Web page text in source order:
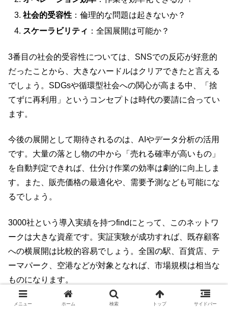
社会的受容性 ：倫理的な問題は起きないか？
スケーラビリティ ：全国展開は可能か？
3番目の社会的受容性については、SNSでの反応が好意的
だったことから、大きなハードルはクリアできたと言える
でしょう。SDGsや循環型社会への関心が高まる中、「捨
てずに再利用」というコンセプトは時代の要請に合ってい
ます。
今後の展開として期待されるのは、AIやデータ分析の活用
です。大量の落とし物の中から「売れる確率が高いもの」
を自動判定できれば、仕分け作業の効率は劇的に向上しま
す。また、販売価格の最適化や、需要予測なども可能にな
るでしょう。
3000社という導入実績を持つfindにとって、このネットワ
ークは大きな資産です。実証実験が成功すれば、既存顧客
への横展開は比較的容易でしょう。全国の駅、百貨店、テ
ーマパーク、空港などが対象となれば、市場規模は相当な
ものになります。
メニュー ホーム 検索 トップ サイドバー